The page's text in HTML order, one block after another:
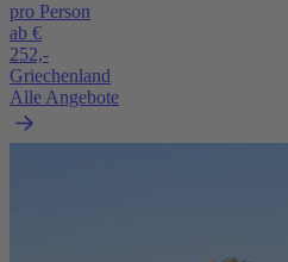
pro Person
ab €
252,-
Griechenland
Alle Angebote